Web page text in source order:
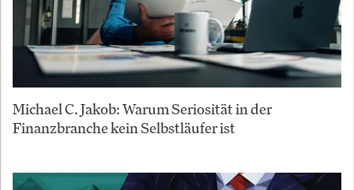
Michael C. Jakob: Warum Seriosität in der
Finanzbranche kein Selbstläufer ist